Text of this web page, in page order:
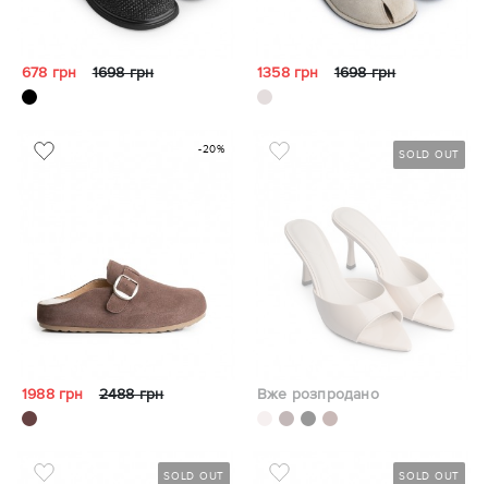
678 грн 1698 грн 1358 грн 1698 грн
-20%
1988 грн 2488 грн
SOLD OUT
Вже розпродано
SOLD OUT SOLD OUT